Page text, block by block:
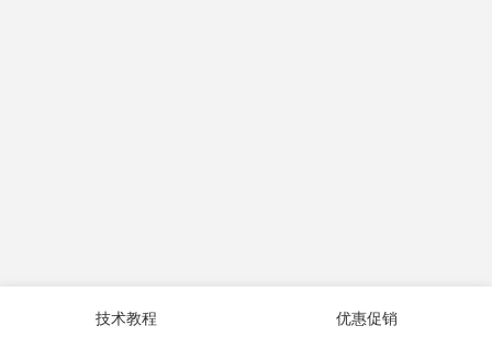
技术教程 优惠促销